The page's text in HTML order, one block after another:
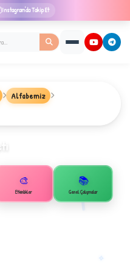
Instagram'da Takip Et
✧
Alfabemiz
🎨
Etkinlikler
📚
Genel Çalışmalar
1